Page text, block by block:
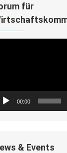
für
00:00
& Events